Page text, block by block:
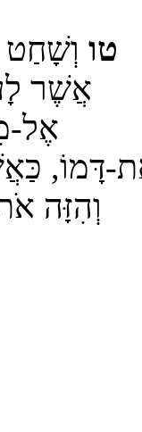
טו
אֲשֶׁר
אֶל-
דָּמוֹ,
וְהִזָּה